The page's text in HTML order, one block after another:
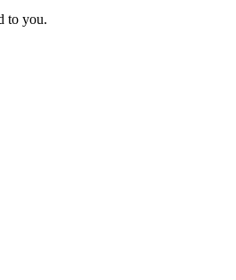
to you.